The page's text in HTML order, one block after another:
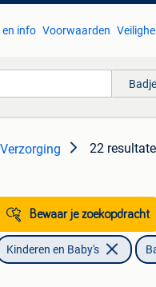
en info Voorwaarden
22
Bewaar je zoekopdracht
Kinderen en Baby's